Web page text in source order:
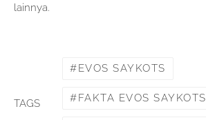
lainnya.
TAGS
EVOS SAYKOTS
FAKTA EVOS SAYKOTS